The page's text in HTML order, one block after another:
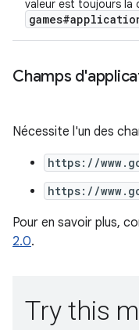
valeur est toujours la
Champs
Nécessite l'un des
https://
https://
Pour en savoir plus,
2.0.